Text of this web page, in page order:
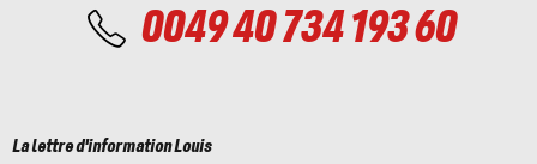
0049 40 734 193 60
La lettre d'information Louis